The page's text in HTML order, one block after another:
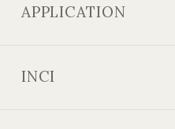
APPLICATION
INCI